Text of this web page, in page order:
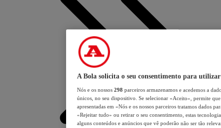
A Bola solicita o seu consentimento para utilizar
Nós e os nossos 298 parceiros armazenamos e acedemos a
únicos, no seu dispositivo. Se selecionar «Aceito», permite
apresentadas em «Nós e os nossos parceiros tratamos dados
«Rejeitar tudo» ou retirar o seu consentimento, estas
alguns conteúdos e anúncios que vê poderão não ser tão